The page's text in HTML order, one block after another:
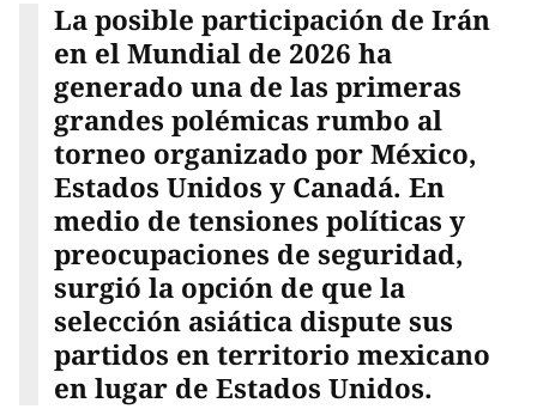
La posible participación de Irán
en el Mundial de 2026 ha
generado una de las primeras
grandes polémicas rumbo al
torneo organizado por México,
Estados Unidos y Canadá. En
medio de tensiones políticas y
preocupaciones de seguridad,
surgió la opción de que la
selección asiática dispute sus
partidos en territorio mexicano
en lugar de Estados Unidos.